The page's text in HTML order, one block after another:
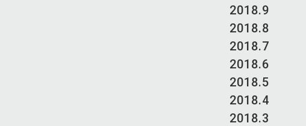
2018.9
2018.8
2018.7
2018.6
2018.5
2018.4
2018.3